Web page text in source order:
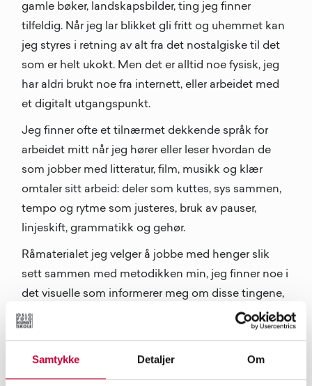
Samtykke Detaljer Om
gamle bøker, landskapsbilder, ting jeg finner
tilfeldig. Når jeg lar blikket gli fritt og uhemmet kan
jeg styres i retning av alt fra det nostalgiske til det
som er helt ukokt. Men det er alltid noe fysisk, jeg
har aldri brukt noe fra internett, eller arbeidet med
et digitalt utgangspunkt.
Jeg finner ofte et tilnærmet dekkende språk for
arbeidet mitt når jeg hører eller leser hvordan de
som jobber med litteratur, film, musikk og klær
omtaler sitt arbeid: deler som kuttes, sys sammen,
tempo og rytme som justeres, bruk av pauser,
linjeskift, grammatikk og gehør.
Råmaterialet jeg velger å jobbe med henger slik
sett sammen med metodikken min, jeg finner noe i
det visuelle som informerer meg om disse tingene,
en slags vekselvirkning.